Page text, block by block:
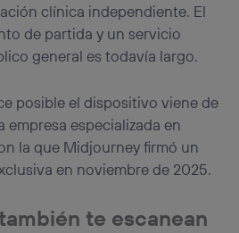
clínica independiente. El
de partida y un servicio
general es todavía largo.
posible el dispositivo viene de
especializada en
la que Midjourney firmó un
en noviembre de 2025.
te escanean